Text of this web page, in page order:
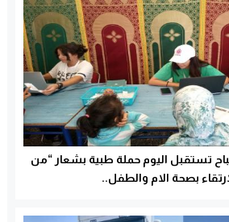
تستقبل اليوم حملة طبية بشعار “من
بصحة الام والطفل..